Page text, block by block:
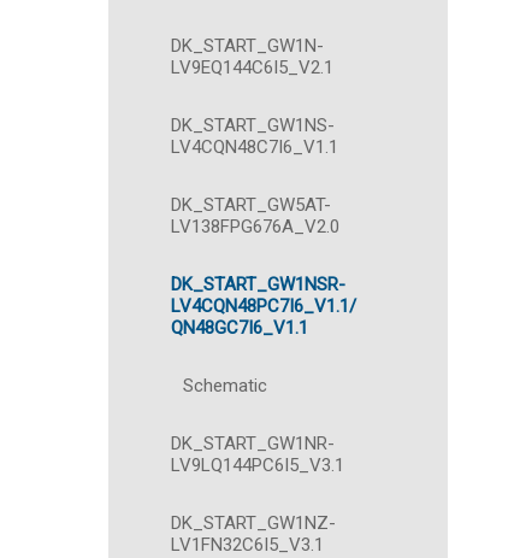
DK_START_GW1N-
LV9EQ144C6I5_V2.1
DK_START_GW1NS-
LV4CQN48C7I6_V1.1
DK_START_GW5AT-
LV138FPG676A_V2.0
DK_START_GW1NSR-
LV4CQN48PC7I6_V1.1/
QN48GC7I6_V1.1
Schematic
DK_START_GW1NR-
LV9LQ144PC6I5_V3.1
DK_START_GW1NZ-
LV1FN32C6I5_V3.1